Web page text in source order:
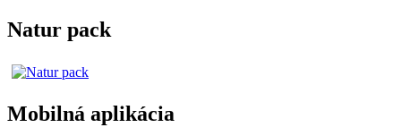
Natur pack
Mobilná aplikácia